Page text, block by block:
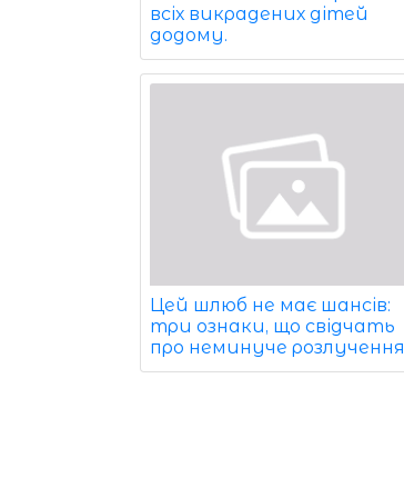
всіх викрадених дітей
додому.
Цей шлюб не має шансів:
три ознаки, що свідчать
про неминуче розлучення